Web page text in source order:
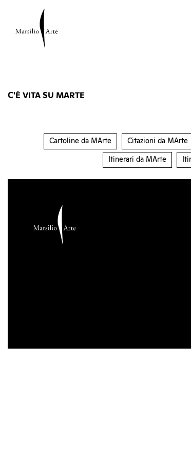
C'È VITA SU MARTE
Cartoline da MArte Citazioni da MArte
Itinerari da MArte